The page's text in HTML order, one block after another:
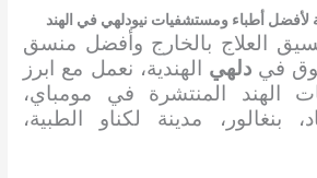
أطباء ومستشفيات نيودلهي في الهند
العلاج بالخارج وأفضل منسق
في دلهي الهندية، نعمل مع ابرز
الهند المنتشرة في مومباي،
بنغالور، مدينة لكناو الطبية،